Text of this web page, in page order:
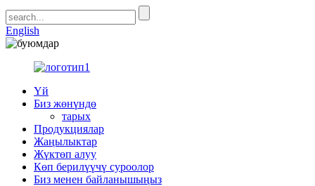
English
Үй
Биз жөнүндө
тарых
Продукциялар
Жаңылыктар
Жүктөп алуу
Көп берилүүчү суроолор
Биз менен байланышыңыз